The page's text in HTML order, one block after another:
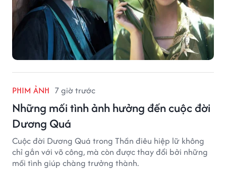
PHIM ẢNH 7 giờ trước
Những mối tình ảnh hưởng đến cuộc đời
Dương Quá
Cuộc đời Dương Quá trong Thần điêu hiệp lữ không
chỉ gắn với võ công, mà còn được thay đổi bởi những
mối tình giúp chàng trưởng thành.